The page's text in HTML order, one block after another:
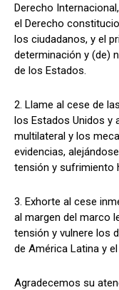
Derecho
el Derecho
los ciudadanos, y el
determinación y (de)
de los Estados.
2. Llame al cese de
los Estados Unidos y
multilateral y los
evidencias,
tensión y sufrimiento
3. Exhorte al cese
al margen del marco
tensión y vulnere los
de América Latina y el
Agradecemos su